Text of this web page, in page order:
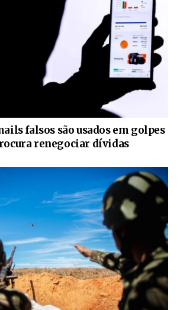
falsos são usados em golpes
renegociar dívidas